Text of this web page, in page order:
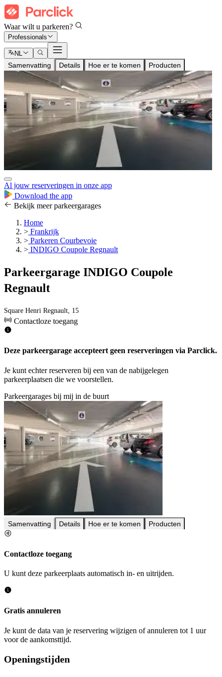
Waar wilt u parkeren?
Professionals
NL
Samenvatting Details Hoe er te komen Producten
Al jouw reserveringen in onze app
Download the app
Bekijk meer parkeergarages
Home
> Frankrijk
> Parkeren Courbevoie
> INDIGO Coupole Regnault
Parkeergarage INDIGO Coupole
Regnault
Square Henri Regnault, 15
Contactloze toegang
Deze parkeergarage accepteert geen reserveringen via Parclick.
Je kunt echter reserveren bij een van de nabijgelegen
parkeerplaatsen die we voorstellen.
Parkeergarages bij mij in de buurt
Samenvatting Details Hoe er te komen Producten
Contactloze toegang
U kunt deze parkeerplaats automatisch in- en uitrijden.
Gratis annuleren
Je kunt de data van je reservering wijzigen of annuleren tot 1 uur
voor de aankomsttijd.
Openingstijden